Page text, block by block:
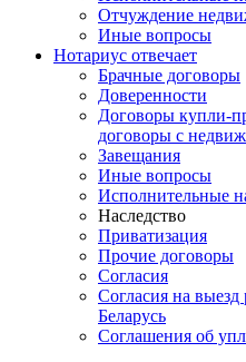
Отчуждение
Иные вопросы
Нотариус отвечает
Брачные договоры
Доверенности
Договоры купли-
договоры с
Завещания
Иные вопросы
Исполнительные
Наследство
Приватизация
Прочие договоры
Согласия
Согласия на выезд
Беларусь
Соглашения об